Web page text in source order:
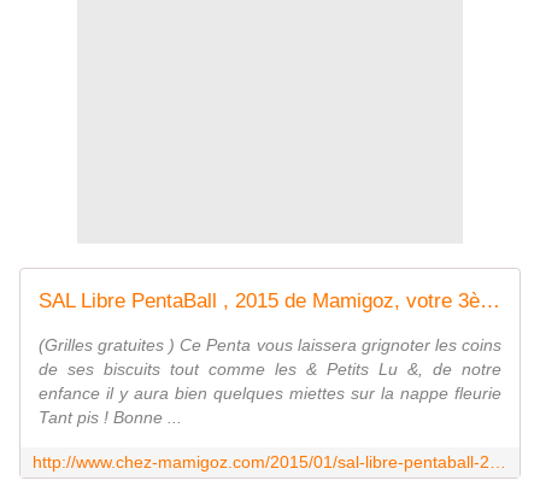
SAL Libre PentaBall , 2015 de Mamigoz, votre 3ème Penta - Chez Mamigoz
(Grilles gratuites ) Ce Penta vous laissera grignoter les coins
de ses biscuits tout comme les & Petits Lu &, de notre
enfance il y aura bien quelques miettes sur la nappe fleurie
Tant pis ! Bonne ...